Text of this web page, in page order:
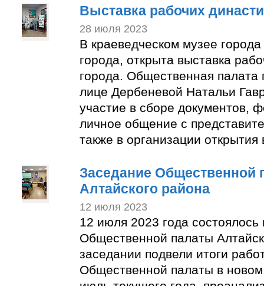
Выставка рабочих
28 июля 2023
В краеведческом музее
города, открыта выставка
города. Общественная палата
лице Дербеневой Натальи
участие в сборе документов,
личное общение с
также в организации открытия
Заседание Общественной
Алтайского района
12 июля 2023
12 июля 2023 года состоялось
Общественной палаты
заседании подвели итоги
Общественной палаты в